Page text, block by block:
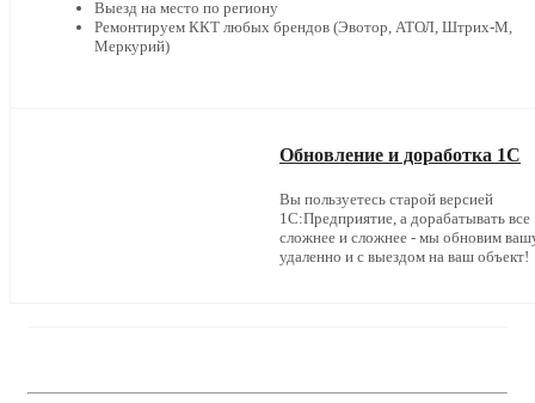
Выезд на место по региону
Ремонтируем ККТ любых брендов (Эвотор, АТОЛ, Штрих-М,
Меркурий)
Обновление и доработка 1С
Вы пользуетесь старой версией
1С:Предприятие, а дорабатывать все
сложнее и сложнее - мы обновим
удаленно и с выездом на ваш объект!